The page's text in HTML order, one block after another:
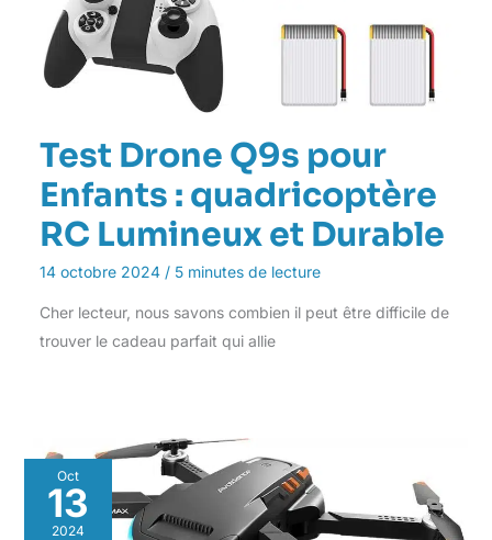
Test Drone Q9s pour
Enfants : quadricoptère
RC Lumineux et Durable
14 octobre 2024 / 5 minutes de lecture
Cher lecteur, nous savons combien il peut être difficile de
trouver le cadeau parfait qui allie
Oct
13
2024